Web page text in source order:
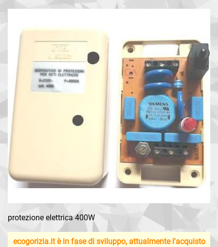
protezione elettrica 400W
ecogorizia.it è in fase di sviluppo, attualmente l'acquisto